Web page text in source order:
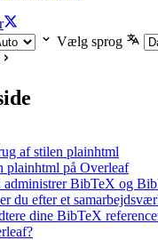
Vælg sprog
af stilen plainhtml
plainhtml på Overleaf
administrer BibTeX og
du efter et
dine BibTeX